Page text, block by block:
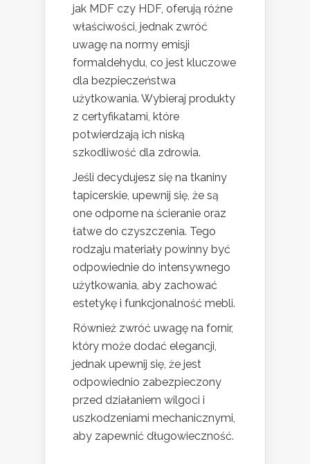
jak MDF czy HDF, oferują różne
właściwości, jednak zwróć
uwagę na normy emisji
formaldehydu, co jest kluczowe
dla bezpieczeństwa
użytkowania. Wybieraj produkty
z certyfikatami, które
potwierdzają ich niską
szkodliwość dla zdrowia.
Jeśli decydujesz się na tkaniny
tapicerskie, upewnij się, że są
one odporne na ścieranie oraz
łatwe do czyszczenia. Tego
rodzaju materiały powinny być
odpowiednie do intensywnego
użytkowania, aby zachować
estetykę i funkcjonalność mebli.
Również zwróć uwagę na fornir,
który może dodać elegancji,
jednak upewnij się, że jest
odpowiednio zabezpieczony
przed działaniem wilgoci i
uszkodzeniami mechanicznymi,
aby zapewnić długowieczność.